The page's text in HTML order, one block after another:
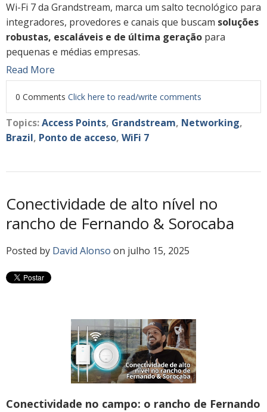
Wi-Fi 7 da Grandstream, marca um salto tecnológico para
integradores, provedores e canais que buscam soluções
robustas, escaláveis e de última geração para
pequenas e médias empresas.
Read More
0 Comments Click here to read/write comments
Topics:Access Points, Grandstream, Networking,
Brazil, Ponto de acceso, WiFi 7
Conectividade de alto nível no
rancho de Fernando & Sorocaba
Posted by David Alonso on julho 15, 2025
Conectividade no campo: o rancho de Fernando